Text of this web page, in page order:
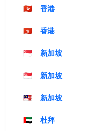
🇭🇰 香港
🇭🇰 香港
🇸🇬 新加坡
🇸🇬 新加坡
🇲🇾 新加坡
🇦🇪 杜拜